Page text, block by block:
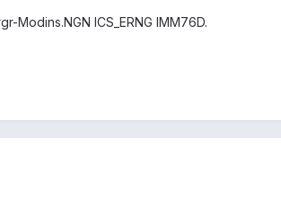
Modins.NGN ICS_ERNG IMM76D.